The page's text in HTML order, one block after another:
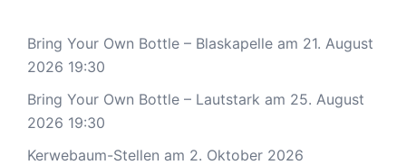
Bring Your Own Bottle – Blaskapelle am 21. August
2026 19:30
Bring Your Own Bottle – Lautstark am 25. August
2026 19:30
Kerwebaum-Stellen am 2. Oktober 2026